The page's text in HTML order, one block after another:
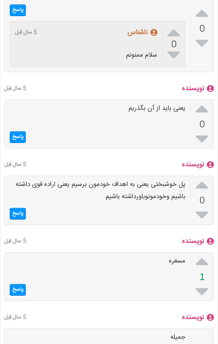

0

پاسخ

0

ناشناس 5 سال قبل
سلام ممنونم
نویسنده 5 سال قبل

0

یعنی باید از آن بگذریم
پاسخ
نویسنده 5 سال قبل

0

پل خوشبختی یعنی به اهداف خودمون برسیم یعنی اراده قوی داشته
باشیم وخودمونوباورداشته باشیم
پاسخ
نویسنده 5 سال قبل

1

مسغره
پاسخ
نویسنده 5 سال قبل
جمیله